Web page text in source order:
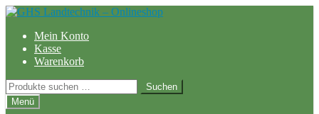
Zur
springen
Zum
springenMein Konto
Kasse
Warenkorb
Suchen
nach:
Suchen
Menü